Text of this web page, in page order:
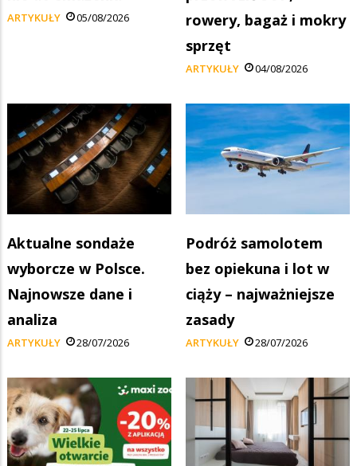
ARTYKUŁY 05/08/2026
rowery, bagaż i mokry
sprzęt
ARTYKUŁY 04/08/2026
Aktualne sondaże
wyborcze w Polsce.
Najnowsze dane i
analiza
ARTYKUŁY 28/07/2026
Podróż samolotem
bez opiekuna i lot w
ciąży – najważniejsze
zasady
ARTYKUŁY 28/07/2026